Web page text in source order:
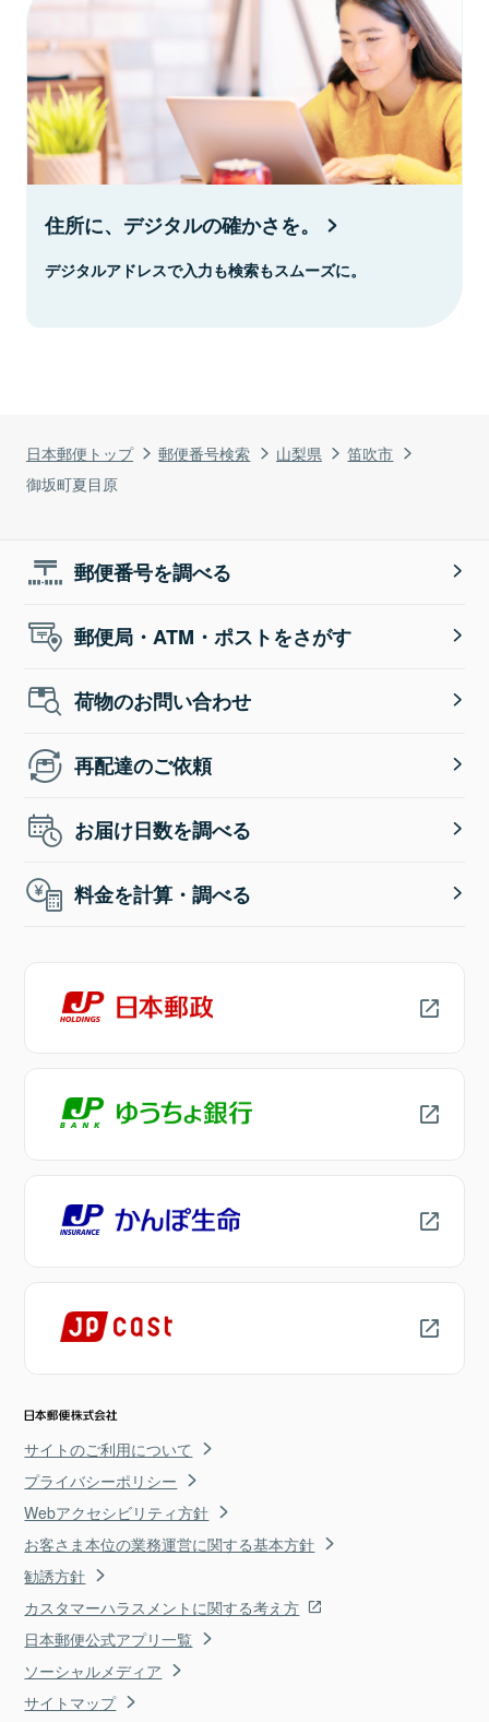
日本郵便トップ 郵便番号検索 山梨県
笛吹市
御坂町夏目原
住所に、デジタルの確かさを。
デジタルアドレスで入力も検索もスムーズに。
郵便番号を調べる
郵便局・ATM・ポストをさがす
荷物のお問い合わせ
再配達のご依頼
お届け日数を調べる
料金を計算・調べる
サイトのご利用について
プライバシーポリシー
Webアクセシビリティ方針
お客さま本位の業務運営に関する基本方針
勧誘方針
カスタマーハラスメントに関する考え方
日本郵便公式アプリ一覧
ソーシャルメディア
サイトマップ